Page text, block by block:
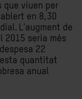
que viuen per
en 8,30
L'augment de
2015 seria més
22
quantitat
anual